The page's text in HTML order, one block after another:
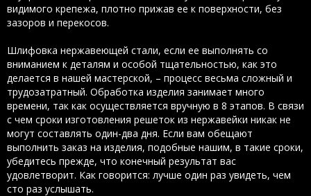
видимого крепежа, плотно прижав ее к поверхности, без
зазоров и перекосов.
Шлифовка нержавеющей стали, если ее выполнять со
вниманием к деталям и особой тщательностью, как это
делается в нашей мастерской, – процесс весьма сложный и
трудозатратный. Обработка изделия занимает много
времени, так как осуществляется вручную в 8 этапов. В связи
с чем сроки изготовления решеток из нержавейки никак не
могут составлять один-два дня. Если вам обещают
выполнить заказ на изделия, подобные нашим, в такие сроки,
убедитесь прежде, что конечный результат вас
удовлетворит. Как говорится: лучше один раз увидеть, чем
сто раз услышать.